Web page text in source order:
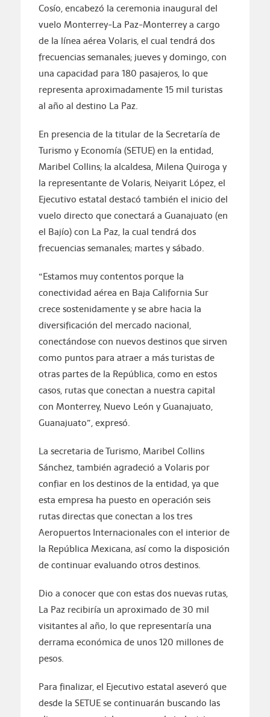
Cosío, encabezó la ceremonia inaugural del
vuelo Monterrey-La Paz-Monterrey a cargo
de la línea aérea Volaris, el cual tendrá dos
frecuencias semanales; jueves y domingo, con
una capacidad para 180 pasajeros, lo que
representa aproximadamente 15 mil turistas
al año al destino La Paz.
En presencia de la titular de la Secretaría de
Turismo y Economía (SETUE) en la entidad,
Maribel Collins; la alcaldesa, Milena Quiroga y
la representante de Volaris, Neiyarit López, el
Ejecutivo estatal destacó también el inicio del
vuelo directo que conectará a Guanajuato (en
el Bajío) con La Paz, la cual tendrá dos
frecuencias semanales; martes y sábado.
“Estamos muy contentos porque la
conectividad aérea en Baja California Sur
crece sostenidamente y se abre hacia la
diversificación del mercado nacional,
conectándose con nuevos destinos que sirven
como puntos para atraer a más turistas de
otras partes de la República, como en estos
casos, rutas que conectan a nuestra capital
con Monterrey, Nuevo León y Guanajuato,
Guanajuato”, expresó.
La secretaria de Turismo, Maribel Collins
Sánchez, también agradeció a Volaris por
confiar en los destinos de la entidad, ya que
esta empresa ha puesto en operación seis
rutas directas que conectan a los tres
Aeropuertos Internacionales con el interior de
la República Mexicana, así como la disposición
de continuar evaluando otros destinos.
Dio a conocer que con estas dos nuevas rutas,
La Paz recibiría un aproximado de 30 mil
visitantes al año, lo que representaría una
derrama económica de unos 120 millones de
pesos.
Para finalizar, el Ejecutivo estatal aseveró que
desde la SETUE se continuarán buscando las